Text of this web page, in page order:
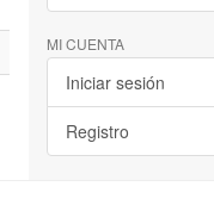
MI CUENTA
Iniciar sesión
Registro